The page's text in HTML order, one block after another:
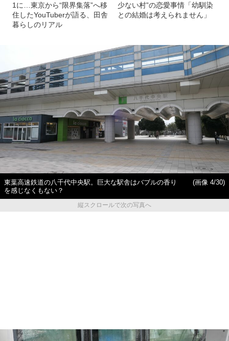
1に…東京から“限界集落”へ移
住したYouTuberが語る、田舎
暮らしのリアル
少ない村”の恋愛事情「幼馴染
との結婚は考えられません」
東葉高速鉄道の八千代中央駅。巨大な駅舎はバブルの香り
を感じなくもない？
(画像 4/30)
縦スクロールで次の写真へ